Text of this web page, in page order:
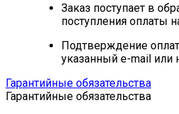
Заказ поступает в
поступления оплаты
Подтверждение
указанный e-mail или
Гарантийные обязательства
Гарантийные обязательства